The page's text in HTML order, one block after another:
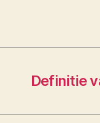
Definitie